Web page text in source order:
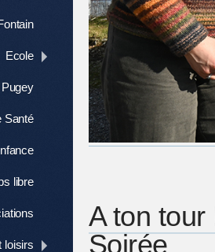
Ecole
Santé
libre
loisirs
A ton tour
Soirée